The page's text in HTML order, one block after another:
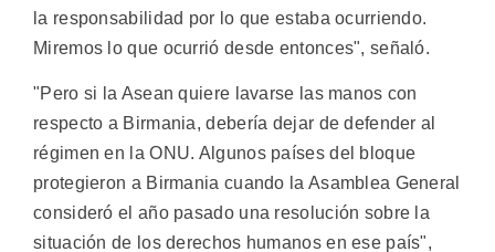
la responsabilidad por lo que estaba ocurriendo.
Miremos lo que ocurrió desde entonces", señaló.
"Pero si la Asean quiere lavarse las manos con
respecto a Birmania, debería dejar de defender al
régimen en la ONU. Algunos países del bloque
protegieron a Birmania cuando la Asamblea General
consideró el año pasado una resolución sobre la
situación de los derechos humanos en ese país",